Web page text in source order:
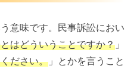
意味です。民事訴訟におい
はどういうことですか？ 」
ださい。 」とかを言うこと